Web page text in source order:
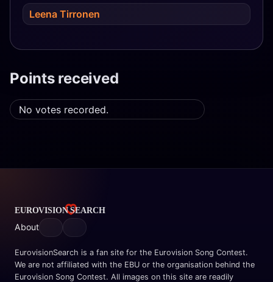
Leena Tirronen
Points received
No votes recorded.
About
EurovisionSearch is a fan site for the Eurovision Song Contest.
We are not affiliated with the EBU or the organisation behind the
Eurovision Song Contest. All images on this site are readily